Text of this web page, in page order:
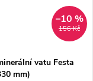
156 Kč
–10 %
vatu Festa
mm)